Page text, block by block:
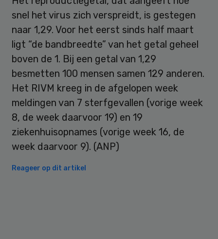
snel het virus zich verspreidt, is gestegen
naar 1,29. Voor het eerst sinds half maart
ligt “de bandbreedte” van het getal geheel
boven de 1. Bij een getal van 1,29
besmetten 100 mensen samen 129 anderen.
Het RIVM kreeg in de afgelopen week
meldingen van 7 sterfgevallen (vorige week
8, de week daarvoor 19) en 19
ziekenhuisopnames (vorige week 16, de
week daarvoor 9). (ANP)
Reageer op dit artikel